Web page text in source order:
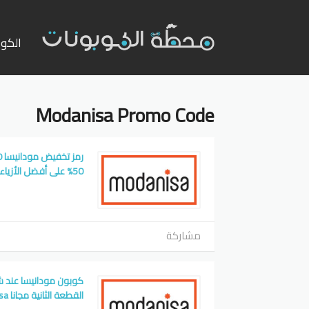
إلى
Modanisa Promo Code
50% على أفضل الأزياء النسائية Modanisa
مشاركة
كوبون مودانيسا
القطعة الثانية مجانا Modanisa